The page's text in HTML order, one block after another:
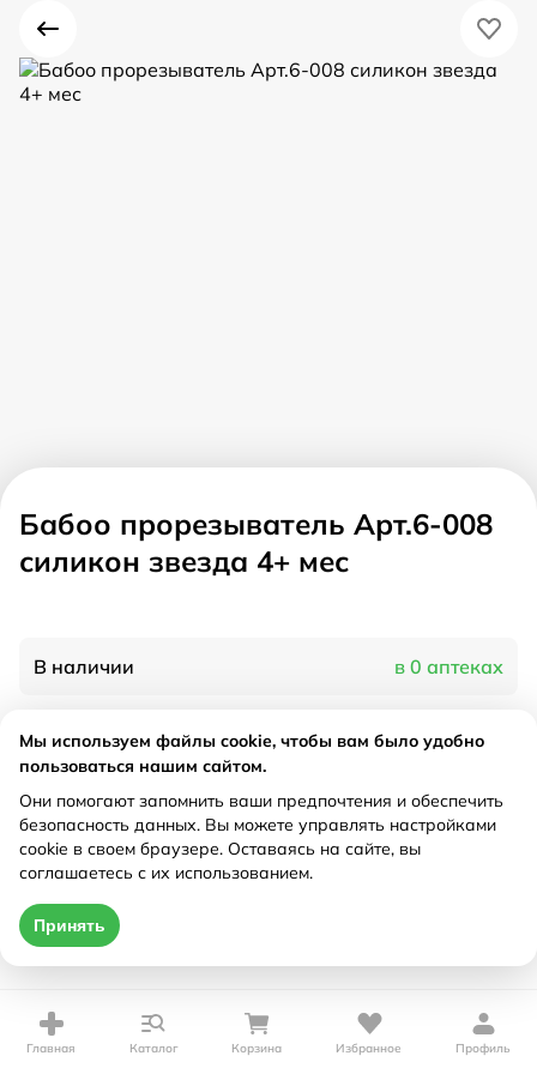
Бабоо прорезыватель Арт.6-008
силикон звезда 4+ мес
В наличии в 0 аптеках
Характеристики
Рецепт Не требуется
Цена действительна только при оформлении онлайн
Главная Каталог Корзина Избранное Профиль
Мы используем файлы cookie, чтобы вам было удобно
пользоваться нашим сайтом.
Они помогают запомнить ваши предпочтения и обеспечить
безопасность данных. Вы можете управлять настройками
cookie в своем браузере. Оставаясь на сайте, вы
соглашаетесь с их использованием.
Принять